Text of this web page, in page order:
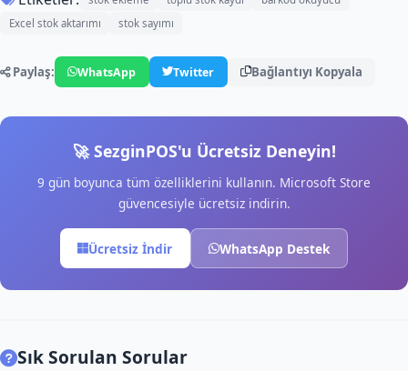
Excel stok aktarımı
stok sayımı
Paylaş: WhatsApp Twitter Bağlantıyı Kopyala
🚀 SezginPOS'u Ücretsiz Deneyin!
9 gün boyunca tüm özelliklerini kullanın. Microsoft Store
güvencesiyle ücretsiz indirin.
Ücretsiz İndir WhatsApp Destek
Sık Sorulan Sorular